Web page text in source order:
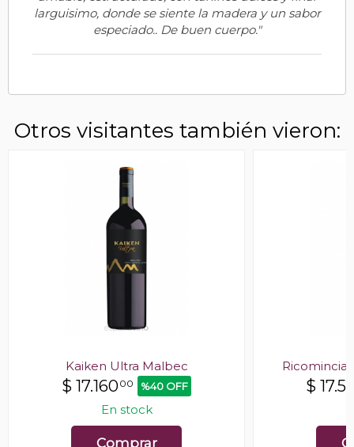
larguisimo, donde se siente la madera y un sabor
especiado.. De buen cuerpo."
Otros visitantes también vieron:
Kaiken Ultra Malbec
$ 17.16000 %40 OFF
En stock
Comprar
$